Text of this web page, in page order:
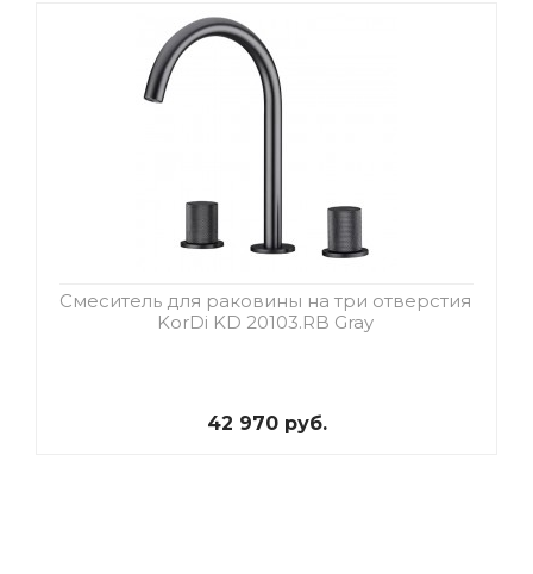
Смеситель для раковины на три отверстия
KorDi KD 20103.RB Gray
42 970 руб.